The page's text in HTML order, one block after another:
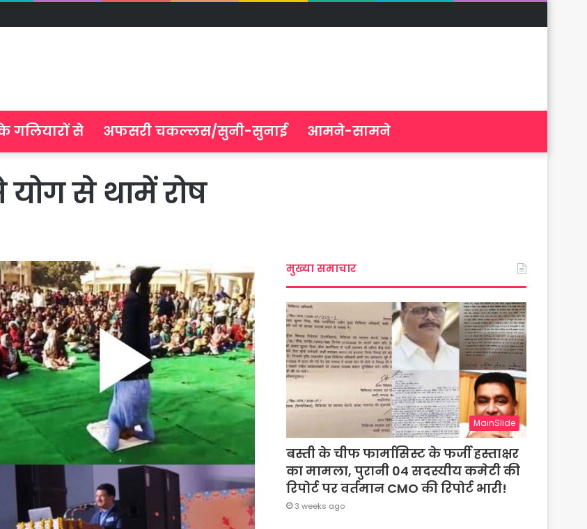
गलियारों से अफसरी चकल्लस/सुनी-सुनाई आमने-सामने
से थामें रोष
मुख्या समाचार
MainSlide
बस्ती के चीफ फार्मासिस्ट के फर्जी हस्ताक्षर
का मामला, पुरानी 04 सदस्यीय कमेटी की
रिपोर्ट पर वर्तमान CMO की रिपोर्ट भारी!
3 weeks ago